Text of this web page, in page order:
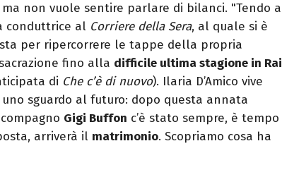
ma non vuole sentire parlare di bilanci. "Tendo a
conduttrice al Corriere della Sera, al quale si è
per ripercorrere le tappe della propria
fino alla difficile ultima stagione in Rai
di Che c’è di nuovo). Ilaria D’Amico vive
sguardo al futuro: dopo questa annata
Gigi Buffon c’è stato sempre, è tempo
arriverà il matrimonio. Scopriamo cosa ha